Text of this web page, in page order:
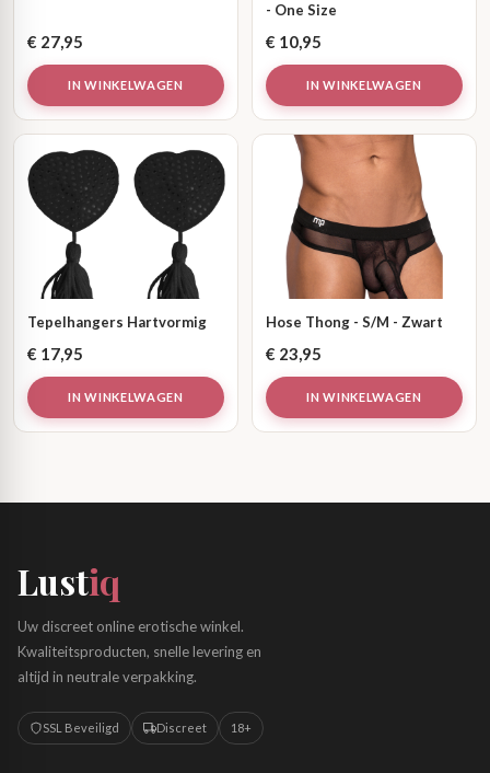
€ 27,95
IN WINKELWAGEN
- One Size
€ 10,95
IN WINKELWAGEN
Tepelhangers Hartvormig
€ 17,95
IN WINKELWAGEN
Hose Thong - S/M - Zwart
€ 23,95
IN WINKELWAGEN
Lustiq
Uw discreet online erotische winkel.
Kwaliteitsproducten, snelle levering en
altijd in neutrale verpakking.
SSL Beveiligd Discreet 18+